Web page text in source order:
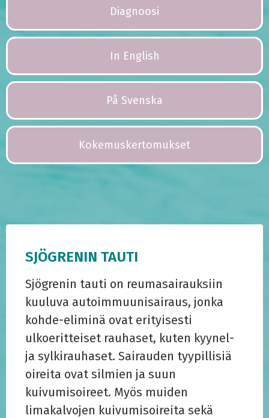
Diagnoosi
In English
På Svenska
Kokemuskertomukset
SJÖGRENIN TAUTI
Sjögrenin tauti on reumasairauksiin
kuuluva autoimmuunisairaus, jonka
kohde-eliminä ovat erityisesti
ulkoeritteiset rauhaset, kuten kyynel-
ja sylkirauhaset. Sairauden tyypillisiä
oireita ovat silmien ja suun
kuivumisoireet. Myös muiden
limakalvojen kuivumisoireita sekä